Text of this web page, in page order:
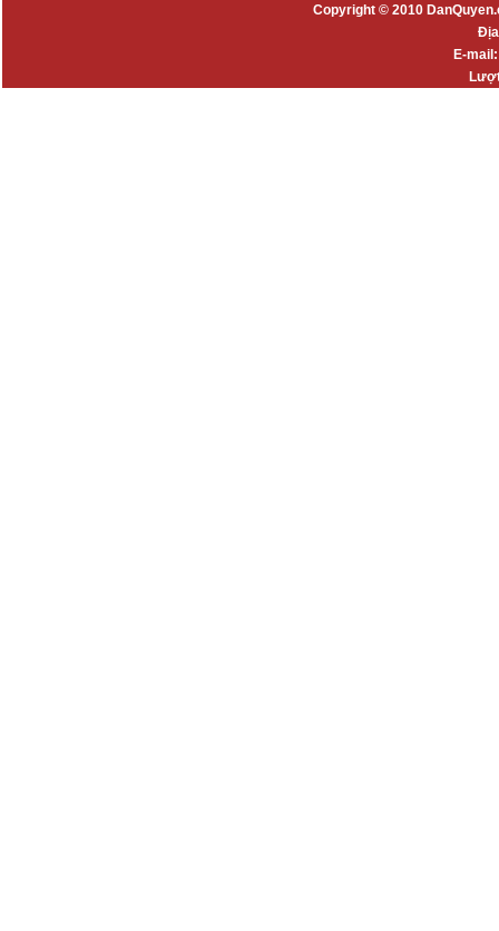
Copyright © 2010
E-